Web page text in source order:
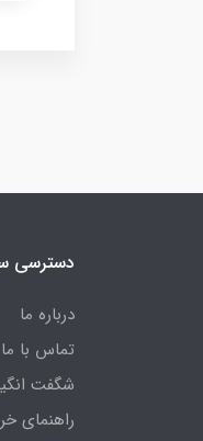
دسترسی
درباره ما
تماس با ما
شگفت
راهنمای